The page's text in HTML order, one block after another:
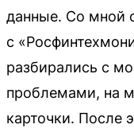
данные. Со мной
с
разбирались с
проблемами, на
карточки. После